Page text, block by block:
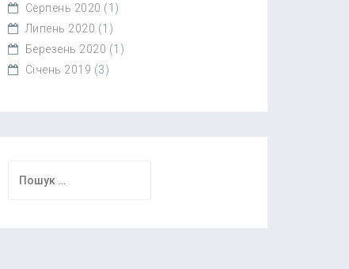
Серпень 2020 (1)
Липень 2020 (1)
Березень 2020 (1)
Січень 2019 (3)